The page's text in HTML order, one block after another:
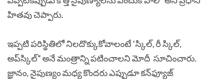
హితవు చెప్పారు.
ఇప్పటి పరిస్థితిలో నిలదొక్కుకోవాలంటే ‘స్కిల్‌, రీ స్కిల్‌,
అప్‌స్కిల్‌” అనే మంత్రాన్ని పటించాలని మోదీ సూచించారు.
జ్ఞానం, నైపుణ్యం మధ్య కొందరు ఎప్పుడూ కన్‌ఫ్యూజ్‌